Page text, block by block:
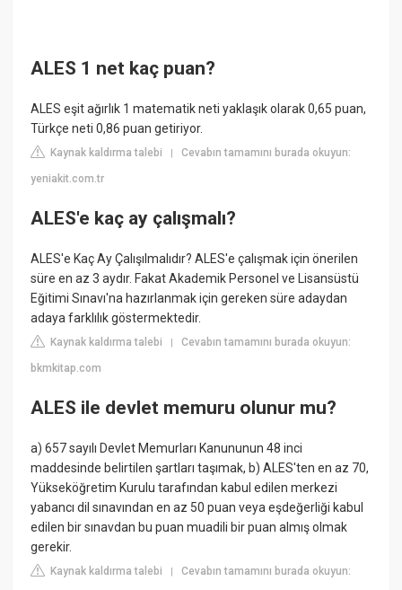
ALES 1 net kaç puan?
ALES eşit ağırlık 1 matematik neti yaklaşık olarak 0,65 puan,
Türkçe neti 0,86 puan getiriyor.
Kaynak kaldırma talebi |Cevabın tamamını burada okuyun:
yeniakit.com.tr
ALES'e kaç ay çalışmalı?
ALES'e Kaç Ay Çalışılmalıdır? ALES'e çalışmak için önerilen
süre en az 3 aydır. Fakat Akademik Personel ve Lisansüstü
Eğitimi Sınavı'na hazırlanmak için gereken süre adaydan
adaya farklılık göstermektedir.
Kaynak kaldırma talebi |Cevabın tamamını burada okuyun:
bkmkitap.com
ALES ile devlet memuru olunur mu?
a) 657 sayılı Devlet Memurları Kanununun 48 inci
maddesinde belirtilen şartları taşımak, b) ALES'ten en az 70,
Yükseköğretim Kurulu tarafından kabul edilen merkezi
yabancı dil sınavından en az 50 puan veya eşdeğerliği kabul
edilen bir sınavdan bu puan muadili bir puan almış olmak
gerekir.
Kaynak kaldırma talebi |Cevabın tamamını burada okuyun: